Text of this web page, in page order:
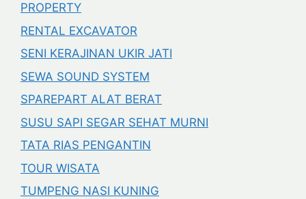
PROPERTY
RENTAL EXCAVATOR
SENI KERAJINAN UKIR JATI
SEWA SOUND SYSTEM
SPAREPART ALAT BERAT
SUSU SAPI SEGAR SEHAT MURNI
TATA RIAS PENGANTIN
TOUR WISATA
TUMPENG NASI KUNING